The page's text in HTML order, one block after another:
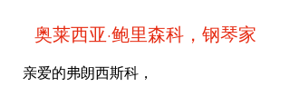
奥莱西亚·鲍里森科，钢琴家
亲爱的弗朗西斯科，